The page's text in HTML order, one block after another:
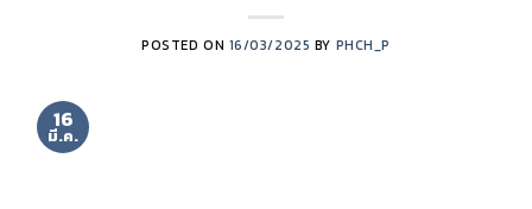
POSTED ON 16/03/2025 BY PHCH_P
16
มี.ค.